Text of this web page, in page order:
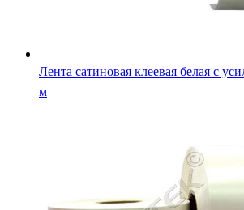
Лента сатиновая клеевая белая на